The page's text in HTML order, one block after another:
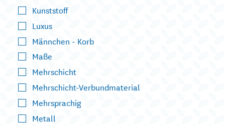
Kunststoff
Luxus
Männchen - Korb
Maße
Mehrschicht
Mehrschicht-Verbundmaterial
Mehrsprachig
Metall